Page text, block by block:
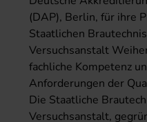
(DAP), Berlin, für ihre
Staatlichen
Versuchsanstalt
fachliche Kompetenz
Anforderungen der
Die Staatliche
Versuchsanstalt,